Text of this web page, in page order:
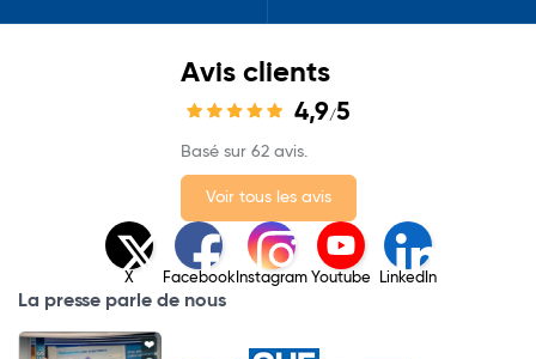
Avis clients
4,9/5
Basé sur 62 avis.
Voir tous les avis
X Facebook Instagram Youtube LinkedIn
La presse parle de nous